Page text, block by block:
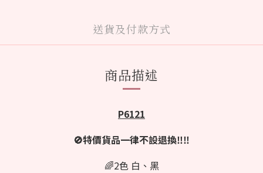
送貨及付款方式
商品描述
P6121
🚫特價貨品一律不設退換‼️‼️
🌈2色 白、黑